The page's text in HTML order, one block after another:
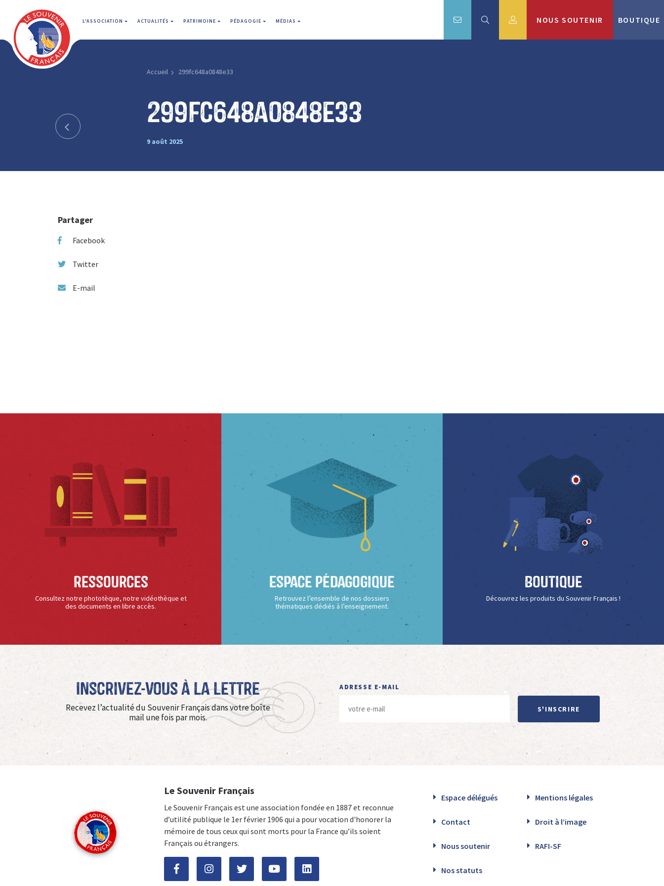
L'ASSOCIATION ACTUALITÉS PATRIMOINE PÉDAGOGIE MÉDIAS NOUS SOUTENIR BOUTIQUE
Accueil 299fc648a0848e33
299fc648a0848e33
9 août 2025
Partager
Facebook
Twitter
E-mail
Ressources
Consultez notre phototèque, notre vidéothèque et
des documents en libre accès.
Espace Pédagogique
Retrouvez l’ensemble de nos dossiers
thématiques dédiés à l’enseignement.
Boutique
Découvrez les produits du Souvenir Français !
Inscrivez-vous à La Lettre
Recevez l’actualité du Souvenir Français dans votre boîte
mail une fois par mois.
ADRESSE E-MAIL
S'INSCRIRE
Le Souvenir Français
Le Souvenir Français est une association fondée en 1887 et reconnue
d’utilité publique le 1er février 1906 qui a pour vocation d'honorer la
mémoire de tous ceux qui sont morts pour la France qu’ils soient
Français ou étrangers.
Espace délégués Mentions légales
Contact Droit à l’image
Nous soutenir RAFI-SF
Nos statuts